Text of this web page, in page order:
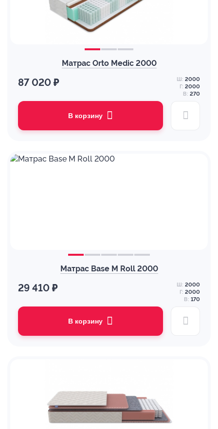
Матрас Orto Medic 2000
87 020 ₽ Ш: 2000
Г: 2000
В: 270
В корзину
Матрас Base M Roll 2000
29 410 ₽ Ш: 2000
Г: 2000
В: 170
В корзину